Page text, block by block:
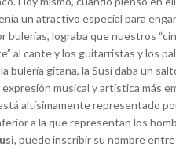
un atractivo especial para
bulerías, lograba que nuestros
al cante y los guitarristas y los
bulería gitana, la Susi daba un
musical y artística más
altísimamente representado
a la que representan los
, puede inscribir su nombre